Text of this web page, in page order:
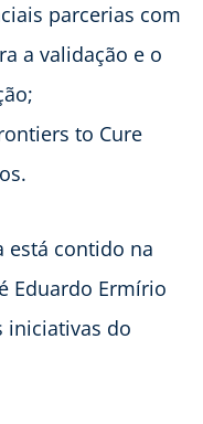
parcerias com
a validação e o
to Cure
está contido na
Eduardo Ermírio
iniciativas do